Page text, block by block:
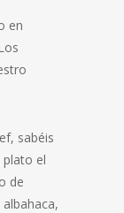
en
sabéis
el
de